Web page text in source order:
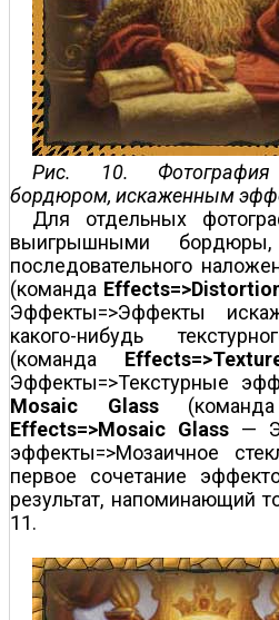
Рис. 10.
бордюром, искаженным
Для отдельных
выигрышными
последовательного
(команда
Эффекты=>Эффекты
какого-нибудь
(команда
Эффекты=>Текстурные
Mosaic Glass
Effects=>Mosaic Glass —
эффекты=>Мозаичное
первое сочетание
результат, напоминающий
11.